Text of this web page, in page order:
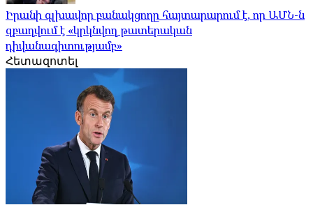
Իրանի գլխավոր բանակցողը հայտարարում է, որ ԱՄՆ-ն
զբաղվում է «կրկնվող թատերական
դիվանագիտությամբ»
Հետազոտել